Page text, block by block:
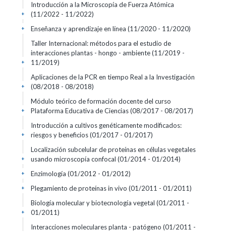
Introducción a la Microscopía de Fuerza Atómica
(11/2022 - 11/2022)
+
Enseñanza y aprendizaje en línea (11/2020 - 11/2020)
+
Taller Internacional: métodos para el estudio de
interacciones plantas - hongo - ambiente(11/2019 -
11/2019)
+
Aplicaciones de la PCR en tiempo Real a la Investigación
(08/2018 - 08/2018)
+
Módulo teórico de formación docente del curso
Plataforma Educativa de Ciencias(08/2017 - 08/2017)
+
Introducción a cultivos genéticamente modificados:
riesgos y beneficios(01/2017 - 01/2017)
+
Localización subcelular de proteínas en células vegetales
usando microscopía confocal (01/2014 - 01/2014)
+
Enzimología (01/2012 - 01/2012)
+
Plegamiento de proteínas in vivo (01/2011 - 01/2011)
+
Biología molecular y biotecnología vegetal (01/2011 -
01/2011)
+
Interacciones moleculares planta - patógeno (01/2011 -